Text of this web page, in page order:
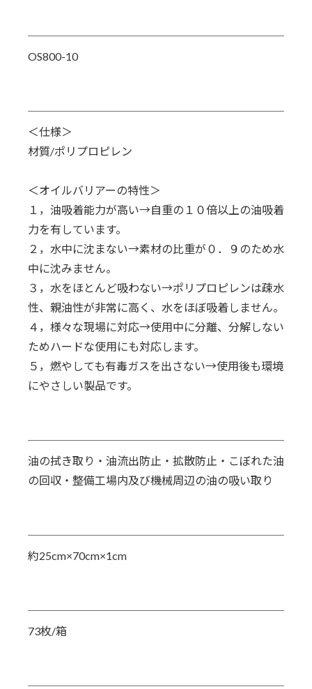
OS800-10
＜仕様＞
材質/ポリプロピレン
＜オイルバリアーの特性＞
１，油吸着能力が高い→自重の１０倍以上の油吸着
力を有しています。
２，水中に沈まない→素材の比重が０．９のため水
中に沈みません。
３，水をほとんど吸わない→ポリプロピレンは疎水
性、親油性が非常に高く、水をほぼ吸着しません。
４，様々な現場に対応→使用中に分離、分解しない
ためハードな使用にも対応します。
５，燃やしても有毒ガスを出さない→使用後も環境
にやさしい製品です。
油の拭き取り・油流出防止・拡散防止・こぼれた油
の回収・ 整備工場内及び機械周辺の油の吸い取り
約25cm×70cm×1cm
73枚/箱